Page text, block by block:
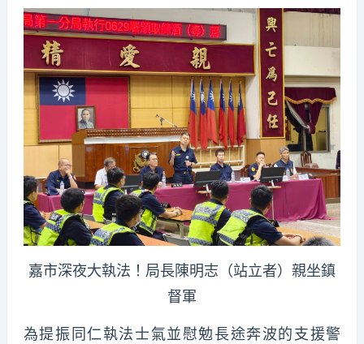
嘉市深夜大執法！局長陳明志（站立者）親坐鎮
督軍
為提振同仁執法士氣並慰勉長途奔波的支援警